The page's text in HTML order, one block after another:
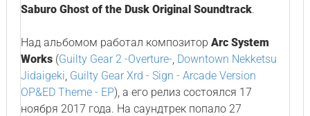
Saburo Ghost of the Dusk Original Soundtrack.
Над альбомом работал композитор Arc System
Works(Guilty Gear 2 -Overture-, Downtown Nekketsu
Jidaigeki, Guilty Gear Xrd - Sign - Arcade Version
OP&ED Theme - EP), а его релиз состоялся 17
ноября 2017 года. На саундтрек попало 27